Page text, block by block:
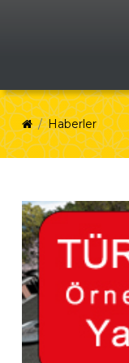
Haberler